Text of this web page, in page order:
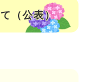
（公表）